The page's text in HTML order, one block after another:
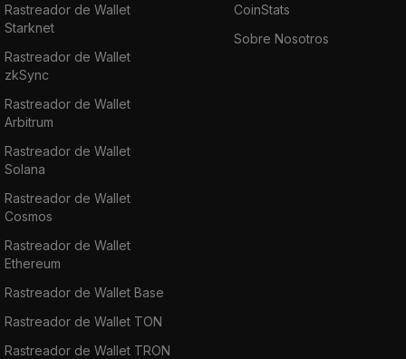
Rastreador de Wallet
Starknet
Rastreador de Wallet
zkSync
Rastreador de Wallet
Arbitrum
Rastreador de Wallet
Solana
Rastreador de Wallet
Cosmos
Rastreador de Wallet
Ethereum
Rastreador de Wallet Base
Rastreador de Wallet TON
Rastreador de Wallet TRON
CoinStats
Sobre Nosotros